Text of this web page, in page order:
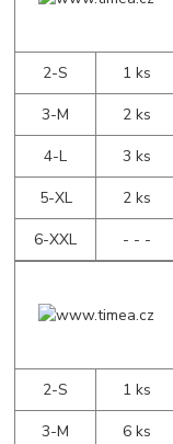
2-S
1 ks
3-M
2 ks
4-L
3 ks
5-XL
2 ks
6-XXL
- - -
2-S
1 ks
3-M
6 ks